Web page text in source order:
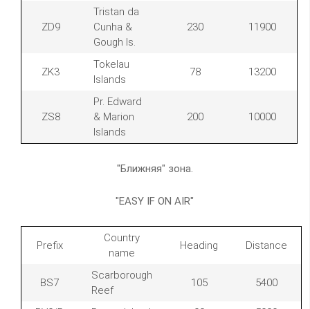
ZD9
Tristan da
Cunha &
Gough Is.
230 11900
ZK3
Tokelau
Islands
78 13200
ZS8
Pr. Edward
& Marion
Islands
200 10000
"Ближняя" зона.
"EASY IF ON AIR"
Prefix
Country
name
Heading Distance
BS7
Scarborough
Reef
105 5400